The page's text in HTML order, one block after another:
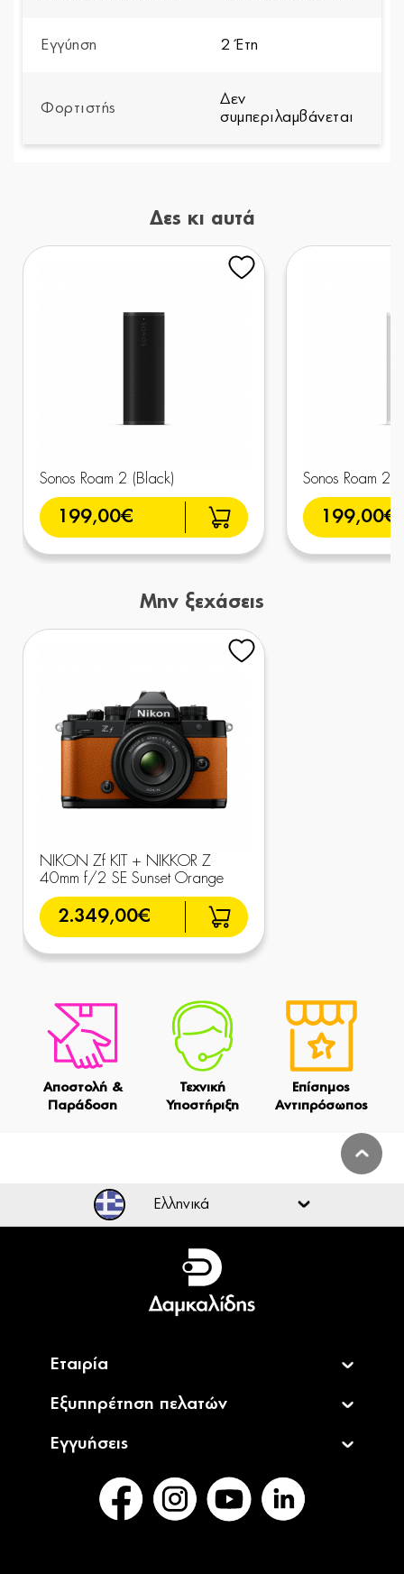
Εγγύηση 2 Έτη
Φορτιστής
Δεν
συμπεριλαμβάνεται
Δες κι αυτά
Sonos Roam 2 (Black)
199,00€
Sonos Roam 2
199,00€
Μην ξεχάσεις
NIKON Zf KIT + NIKKOR Z
40mm f/2 SE Sunset Orange
2.349,00€
Αποστολή &
Παράδοση
Τεχνική
Υποστήριξη
Επίσημος
Αντιπρόσωπος
Ελληνικά
Ελληνικά
English
Εταιρία
Εξυπηρέτηση πελατών
Εγγυήσεις